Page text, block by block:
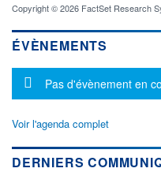
Copyright © 2026 FactSet Research
ÉVÈNEMENTS
Message
Pas d'évènement en
Voir l'agenda complet
DERNIERS